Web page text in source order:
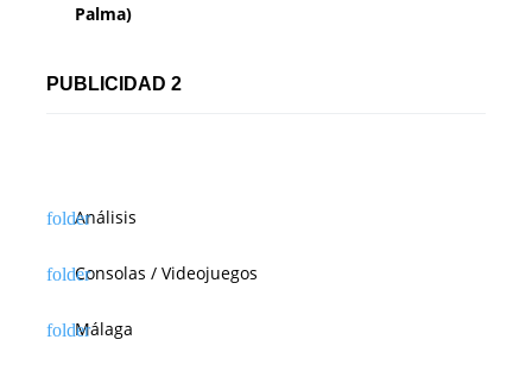
Palma)
PUBLICIDAD 2
Análisis
Consolas / Videojuegos
Málaga